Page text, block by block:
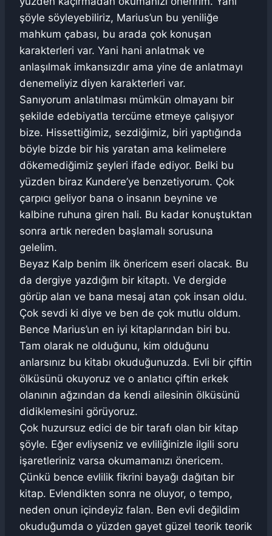
şöyle söyleyebiliriz, Marius’un bu yeniliğe
mahkum çabası, bu arada çok konuşan
karakterleri var. Yani hani anlatmak ve
anlaşılmak imkansızdır ama yine de anlatmayı
denemeliyiz diyen karakterleri var.
Sanıyorum anlatılması mümkün olmayanı bir
şekilde edebiyatla tercüme etmeye çalışıyor
bize. Hissettiğimiz, sezdiğimiz, biri yaptığında
böyle bizde bir his yaratan ama kelimelere
dökemediğimiz şeyleri ifade ediyor. Belki bu
yüzden biraz Kundere’ye benzetiyorum. Çok
çarpıcı geliyor bana o insanın beynine ve
kalbine ruhuna giren hali. Bu kadar konuştuktan
sonra artık nereden başlamalı sorusuna
gelelim.
Beyaz Kalp benim ilk önericem eseri olacak. Bu
da dergiye yazdığım bir kitaptı. Ve dergide
görüp alan ve bana mesaj atan çok insan oldu.
Çok sevdi ki diye ve ben de çok mutlu oldum.
Bence Marius’un en iyi kitaplarından biri bu.
Tam olarak ne olduğunu, kim olduğunu
anlarsınız bu kitabı okuduğunuzda. Evli bir çiftin
ölküsünü okuyoruz ve o anlatıcı çiftin erkek
olanının ağzından da kendi ailesinin ölküsünü
didiklemesini görüyoruz.
Çok huzursuz edici de bir tarafı olan bir kitap
şöyle. Eğer evliyseniz ve evliliğinizle ilgili soru
işaretleriniz varsa okumamanızı önericem.
Çünkü bence evlilik fikrini bayağı dağıtan bir
kitap. Evlendikten sonra ne oluyor, o tempo,
neden onun içindeyiz falan. Ben evli değildim
okuduğumda o yüzden gayet güzel teorik teorik